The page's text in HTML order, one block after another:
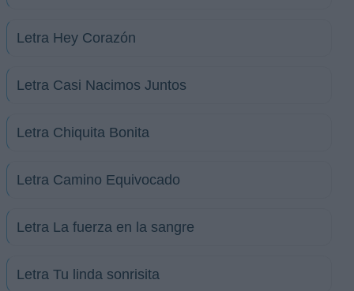
Letra Hey Corazón
Letra Casi Nacimos Juntos
Letra Chiquita Bonita
Letra Camino Equivocado
Letra La fuerza en la sangre
Letra Tu linda sonrisita